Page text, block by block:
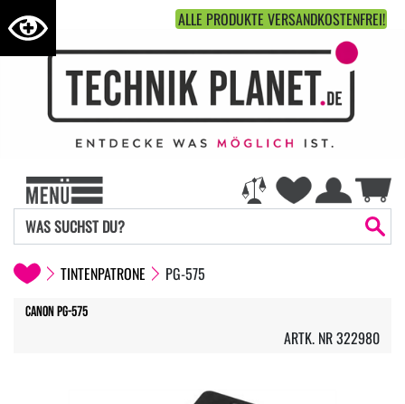
ALLE PRODUKTE VERSANDKOSTENFREI!
TINTENPATRONE PG-575
Canon PG-575
ARTK. NR 322980